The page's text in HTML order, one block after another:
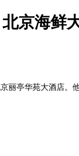
京海鲜
丽亭华苑大酒店。